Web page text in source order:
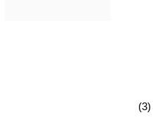
(3)